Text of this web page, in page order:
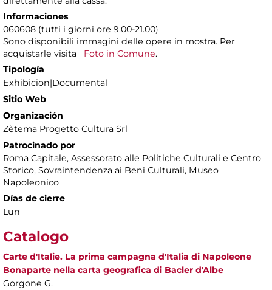
Informaciones
060608 (tutti i giorni ore 9.00-21.00)
Sono disponibili immagini delle opere in mostra. Per
acquistarle visita Foto in Comune.
Tipología
Exhibicion|Documental
Sitio Web
Organización
Zètema Progetto Cultura Srl
Patrocinado por
Roma Capitale, Assessorato alle Politiche Culturali e Centro
Storico, Sovraintendenza ai Beni Culturali, Museo
Napoleonico
Días de cierre
Lun
Catalogo
Carte d'Italie. La prima campagna d'Italia di Napoleone
Bonaparte nella carta geografica di Bacler d'Albe
Gorgone G.